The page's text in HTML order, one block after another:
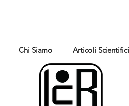
Chi Siamo Articoli Scientifici